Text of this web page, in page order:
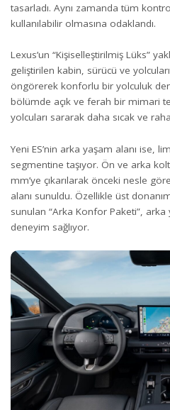
tasarladı. Aynı zamanda tüm
kullanılabilir olmasına odaklandı.
Lexus’un “Kişiselleştirilmiş Lüks”
geliştirilen kabin, sürücü ve
öngörerek konforlu bir yolculuk
bölümde açık ve ferah bir mimari
yolcuları sararak daha sıcak ve
Yeni ES’nin arka yaşam alanı ise,
segmentine taşıyor. Ön ve arka
mm’ye çıkarılarak önceki nesle
alanı sunuldu. Özellikle üst
sunulan “Arka Konfor Paketi”,
deneyim sağlıyor.